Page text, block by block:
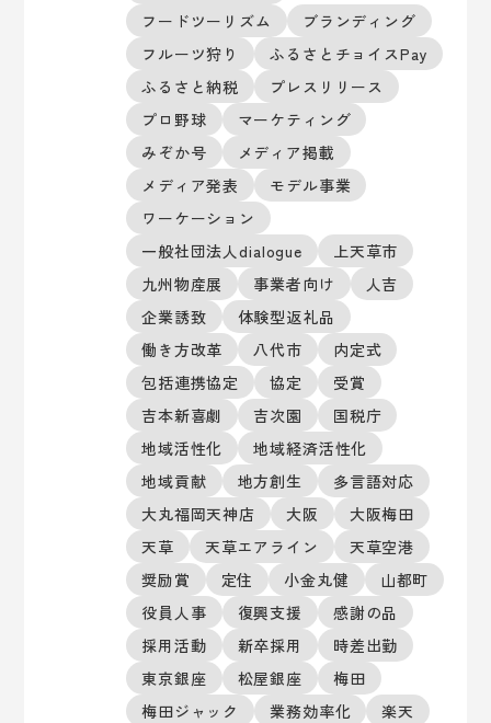
フードツーリズム
ブランディング
フルーツ狩り
ふるさとチョイスPay
ふるさと納税
プレスリリース
プロ野球
マーケティング
みぞか号
メディア掲載
メディア発表
モデル事業
ワーケーション
一般社団法人dialogue
上天草市
九州物産展
事業者向け
人吉
企業誘致
体験型返礼品
働き方改革
八代市
内定式
包括連携協定
協定
受賞
吉本新喜劇
吉次園
国税庁
地域活性化
地域経済活性化
地域貢献
地方創生
多言語対応
大丸福岡天神店
大阪
大阪梅田
天草
天草エアライン
天草空港
奨励賞
定住 小金丸健
山都町
役員人事
復興支援
感謝の品
採用活動
新卒採用
時差出勤
東京銀座
松屋銀座
梅田
梅田ジャック
業務効率化
楽天